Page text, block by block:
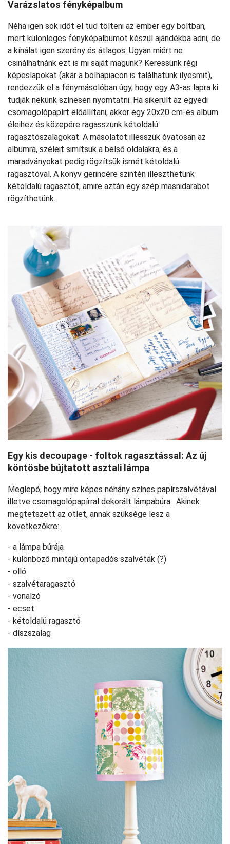
Varázslatos fényképalbum
Néha igen sok időt el tud tölteni az ember egy boltban,
mert különleges fényképalbumot készül ajándékba adni, de
a kínálat igen szerény és átlagos. Ugyan miért ne
csinálhatnánk ezt is mi saját magunk? Keressünk régi
képeslapokat (akár a bolhapiacon is találhatunk ilyesmit),
rendezzük el a fénymásolóban úgy, hogy egy A3-as lapra ki
tudják nekünk színesen nyomtatni. Ha sikerült az egyedi
csomagolópapírt előállítani, akkor egy 20x20 cm-es album
éleihez és közepére ragasszunk kétoldalú
ragasztószalagokat. A másolatot illesszük óvatosan az
albumra, széleit simítsuk a belső oldalakra, és a
maradványokat pedig rögzítsük ismét kétoldalú
ragasztóval. A könyv gerincére szintén illeszthetünk
kétoldalú ragasztót, amire aztán egy szép masnidarabot
rögzíthetünk.
Egy kis decoupage - foltok ragasztással: Az új
köntösbe bújtatott asztali lámpa
Meglepő, hogy mire képes néhány színes papírszalvétával
illetve csomagolópapírral dekorált lámpabúra. Akinek
megtetszett az ötlet, annak szüksége lesz a
következőkre:
- a lámpa búrája
- különböző mintájú öntapadós szalvéták (?)
- olló
- szalvétaragasztó
- vonalzó
- ecset
- kétoldalú ragasztó
- díszszalag